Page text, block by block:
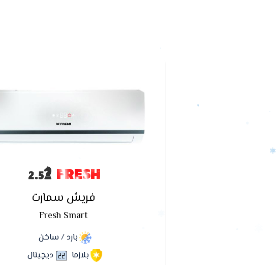
FRESH
فريش سمارت
Fresh Smart
بارد / ساخن
بلازما
ديچيتال